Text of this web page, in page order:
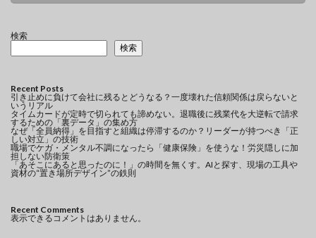
検索
検索
Recent Posts
引き止めに負けて会社に残るとどうなる？一度壊れた信頼関係は戻らないと
いうリアル
タイムカードが定時で切られても諦めない。退職後に残業代を大逆転で請求
するための「裏データ」の集め方
なぜ「全員納得」を目指すと組織は停滞するのか？リーダーが持つべき「正
しい対立」の技術
職場でケガ・メンタル不調になったら「健康保険」を使うな！労災隠しに加
担しない防衛策
「あそこにあると思ったのに！」の時間を無くす。AIと探す、現場の工具や
資材の“置き場所デザイン”の鉄則
Recent Comments
表示できるコメントはありません。